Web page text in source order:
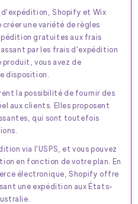
d'expédition, Shopify et Wix
une variété de règles
gratuites aux frais
par les frais d'expédition
produit, vous avez de
disposition.
la possibilité de fournir des
aux clients. Elles proposent
qui sont toutefois
via l'USPS, et vous pouvez
en fonction de votre plan. En
électronique, Shopify offre
une expédition aux États-